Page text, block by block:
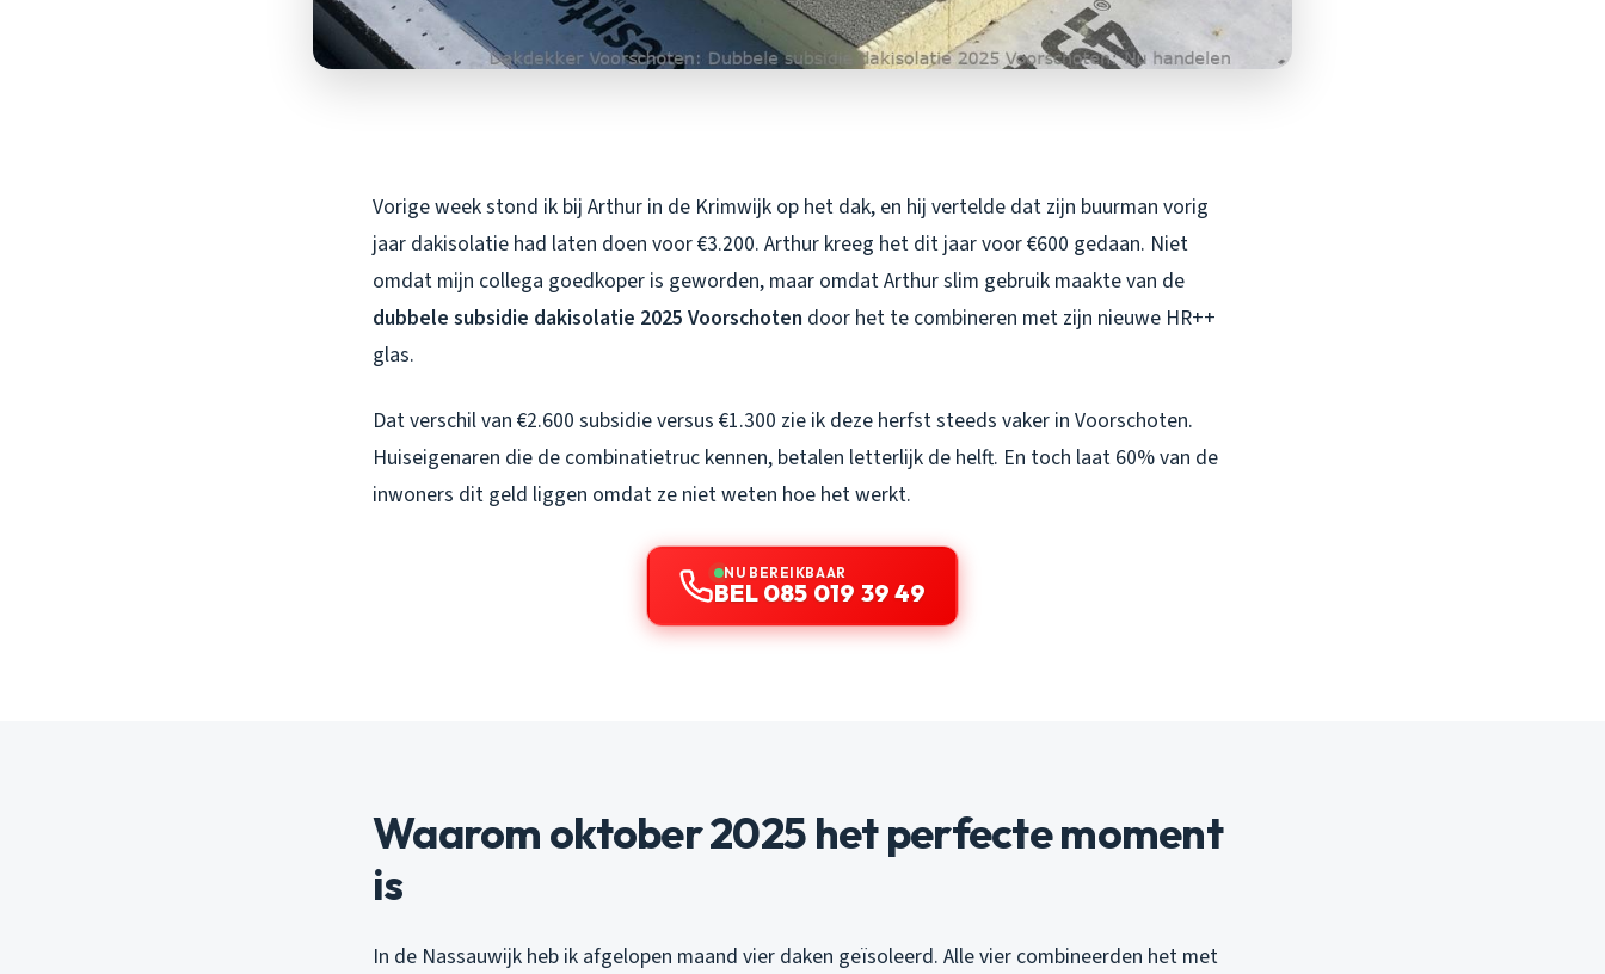
Vorige week stond ik bij Arthur in de Krimwijk op het dak, en hij vertelde dat zijn buurman vorig
jaar dakisolatie had laten doen voor €3.200. Arthur kreeg het dit jaar voor €600 gedaan. Niet
omdat mijn collega goedkoper is geworden, maar omdat Arthur slim gebruik maakte van de
dubbele subsidie dakisolatie 2025 Voorschoten door het te combineren met zijn nieuwe HR++
glas.
Dat verschil van €2.600 subsidie versus €1.300 zie ik deze herfst steeds vaker in Voorschoten.
Huiseigenaren die de combinatietruc kennen, betalen letterlijk de helft. En toch laat 60% van de
inwoners dit geld liggen omdat ze niet weten hoe het werkt.
NU BEREIKBAAR
BEL 085 019 39 49
Waarom oktober 2025 het perfecte moment
is
In de Nassauwijk heb ik afgelopen maand vier daken geïsoleerd. Alle vier combineerden het met